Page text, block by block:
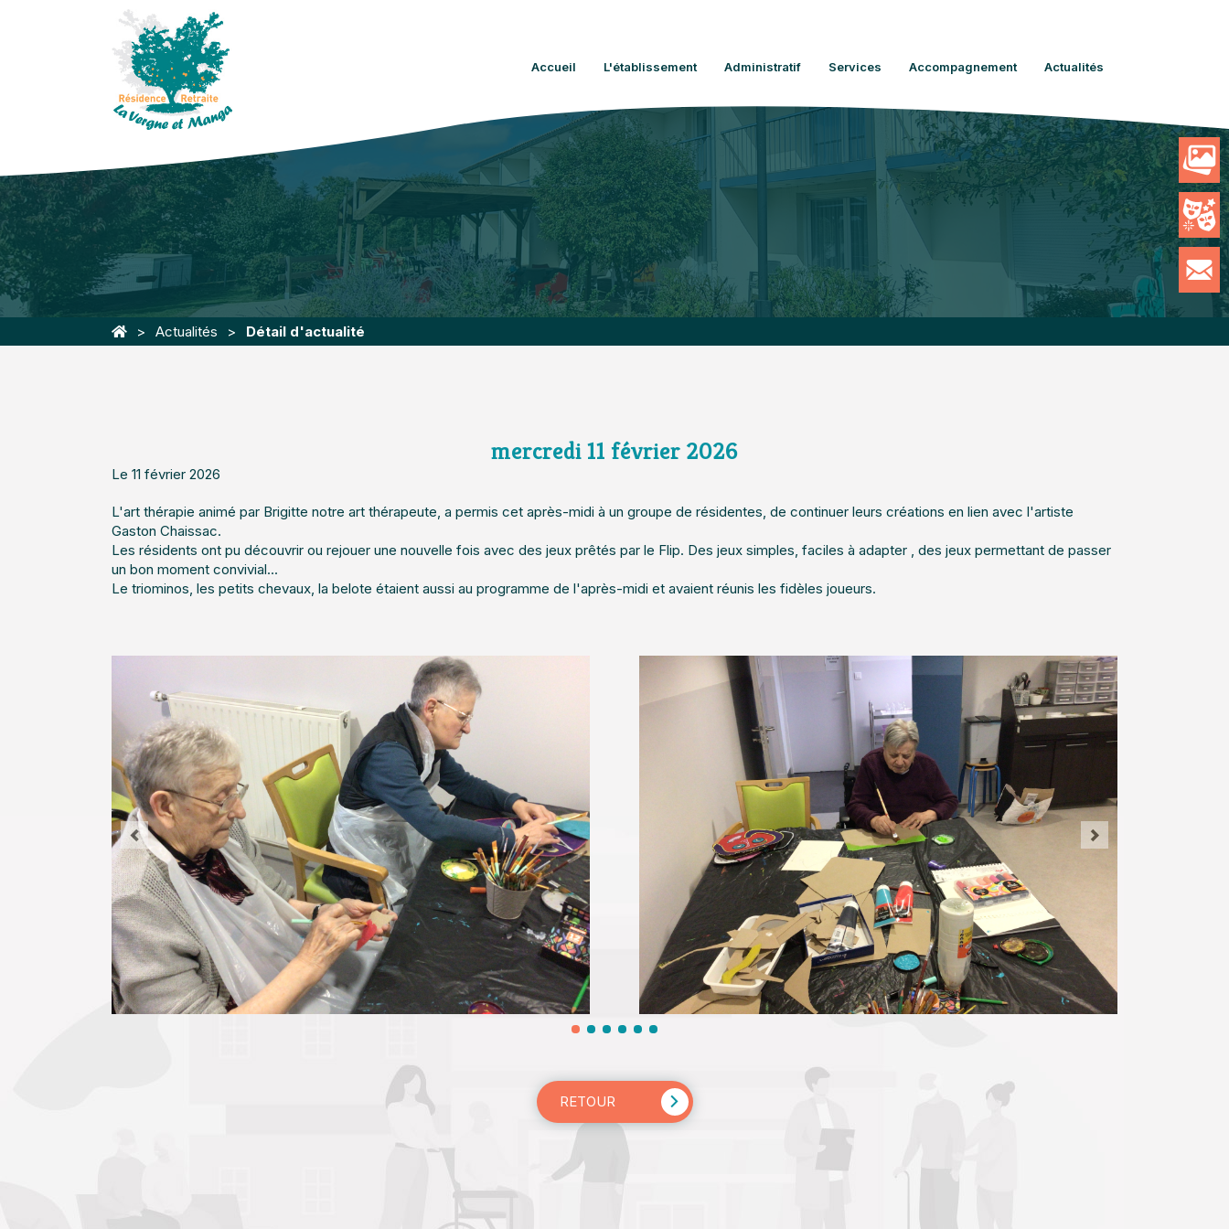
Accueil L'établissement Administratif Services Accompagnement Actualités
Actualités Détail d'actualité
mercredi 11 février 2026
Le 11 février 2026
L'art thérapie animé par Brigitte notre art thérapeute, a permis cet après-midi à un groupe de résidentes, de continuer leurs créations en lien avec l'artiste
Gaston Chaissac.
Les résidents ont pu découvrir ou rejouer une nouvelle fois avec des jeux prêtés par le Flip. Des jeux simples, faciles à adapter , des jeux permettant de passer
un bon moment convivial...
Le triominos, les petits chevaux, la belote étaient aussi au programme de l'après-midi et avaient réunis les fidèles joueurs.
RETOUR